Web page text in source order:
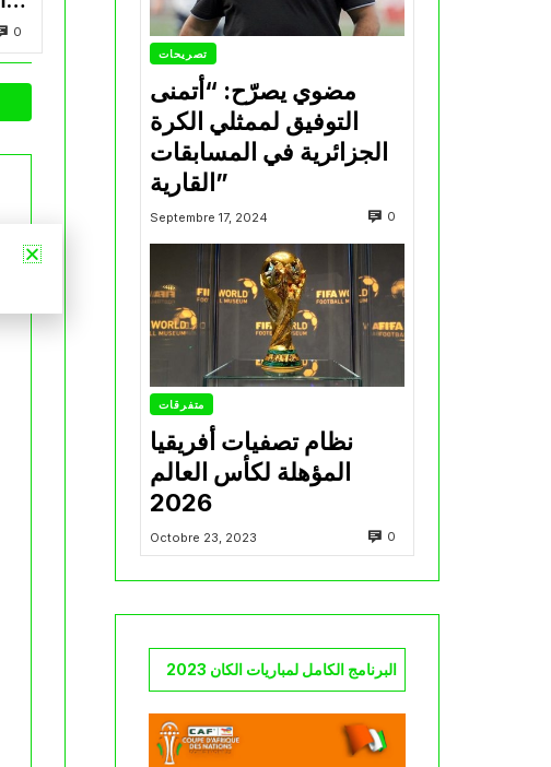
0
تصريحات
مضوي يصرّح: “أتمنى
التوفيق لممثلي الكرة
الجزائرية في المسابقات
القارية”
Septembre 17, 2024 0
متفرقات
نظام تصفيات أفريقيا
المؤهلة لكأس العالم
2026
Octobre 23, 2023 0
البرنامج الكامل لمباريات الكان 2023